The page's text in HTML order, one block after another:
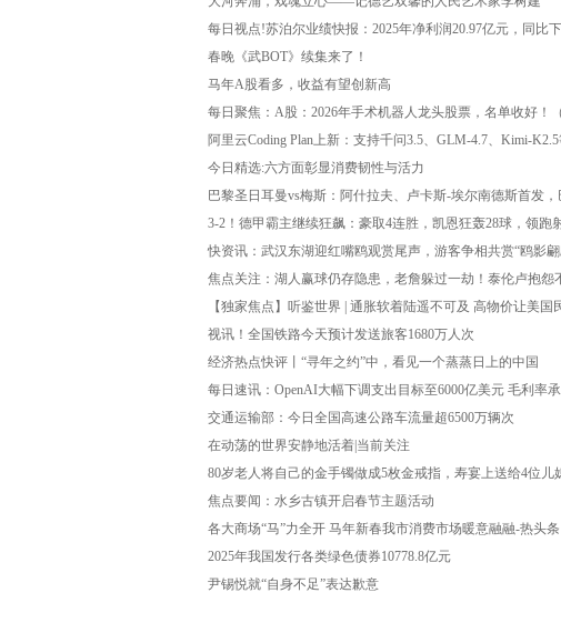
每日视点!苏泊尔业绩快报：2025年净利润20.97亿元，同比
春晚《武BOT》续集来了！
马年A股看多，收益有望创新高
每日聚焦：A股：2026年手术机器人龙头股票，名单收好！（
阿里云Coding Plan上新：支持千问3.5、GLM-4.7、Kimi-
今日精选:六方面彰显消费韧性与活力
巴黎圣日耳曼vs梅斯：阿什拉夫、卢卡斯-埃尔南德斯首发
3-2！德甲霸主继续狂飙：豪取4连胜，凯恩狂轰28球，领跑
快资讯：武汉东湖迎红嘴鸥观赏尾声，游客争相共赏“鸥影翩
焦点关注：湖人赢球仍存隐患，老詹躲过一劫！泰伦卢抱怨
【独家焦点】听鉴世界 | 通胀软着陆遥不可及 高物价让美国
视讯！全国铁路今天预计发送旅客1680万人次
经济热点快评丨“寻年之约”中，看见一个蒸蒸日上的中国
每日速讯：OpenAI大幅下调支出目标至6000亿美元 毛利率
交通运输部：今日全国高速公路车流量超6500万辆次
在动荡的世界安静地活着|当前关注
80岁老人将自己的金手镯做成5枚金戒指，寿宴上送给4位
焦点要闻：水乡古镇开启春节主题活动
各大商场“马”力全开 马年新春我市消费市场暖意融融-热头条
2025年我国发行各类绿色债券10778.8亿元
尹锡悦就“自身不足”表达歉意